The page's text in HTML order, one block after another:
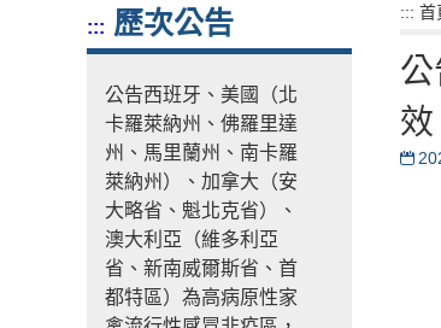
::: 歷次公告
公告西班牙、美國（北
卡羅萊納州、佛羅里達
州、馬里蘭州、南卡羅
萊納州）、加拿大（安
大略省、魁北克省）、
澳大利亞（維多利亞
省、新南威爾斯省、首
都特區）為高病原性家
::: 首
效